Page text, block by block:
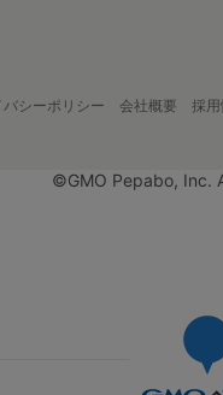
バシーポリシー 会社概要 採用
©GMO Pepabo, Inc.